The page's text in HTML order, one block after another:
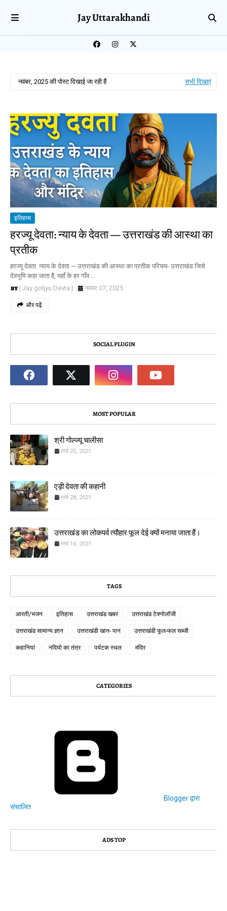
Jay Uttarakhandi
नवंबर, 2025 की पोस्ट दिखाई जा रही हैं सभी दिखाएं
इतिहास
हरज्यू देवता: न्याय के देवता — उत्तराखंड की आस्था का
प्रतीक
हरज्यू देवता: न्याय के देवता — उत्तराखंड की आस्था का प्रतीक परिचय- उत्तराखंड जिसे
देवभूमि कहा जाता है, यहाँ के हर गाँव …
| Jay goljyu Devta |
नवंबर 07, 2025
और पढ़ें
SOCIAL PLUGIN
MOST POPULAR
श्री गोल्ज्यू चालीसा
मार्च 25, 2021
एड़ी देवता की कहानी
मार्च 28, 2021
उत्तराखंड का लोकपर्व त्यौहार फूल देई क्यों मनाया जाता हैं।
मार्च 16, 2021
TAGS
आरती/भजन इतिहास उत्तराखंड खबर उत्तराखंड टेक्नोलॉजी
उत्तराखंड सामान्य ज्ञान उत्तराखंडी खान- पान उत्तराखंडी फूल-फल सब्जी
कहानियां नदियो का तंत्र पर्यटक स्थल मंदिर
CATEGORIES
Blogger द्वारा
संचालित
ADS TOP